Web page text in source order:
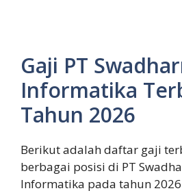
Gaji PT
Informatika
Tahun 2026
Berikut adalah daftar gaji
berbagai posisi di PT
Informatika pada tahun